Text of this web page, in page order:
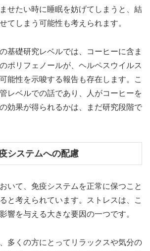
せたい時に睡眠を妨げてしまうと、結
てしまう可能性も考えられます。
基礎研究レベルでは、コーヒーに含ま
ポリフェノールが、ヘルペスウイルス
能性を示唆する報告も存在します。こ
レベルでの話であり、人がコーヒーを
効果が得られるかは、まだ研究段階で
システムへの配慮
いて、免疫システムを正常に保つこと
と考えられています。ストレスは、こ
響を与える大きな要因の一つです。
多くの方にとってリラックスや気分の